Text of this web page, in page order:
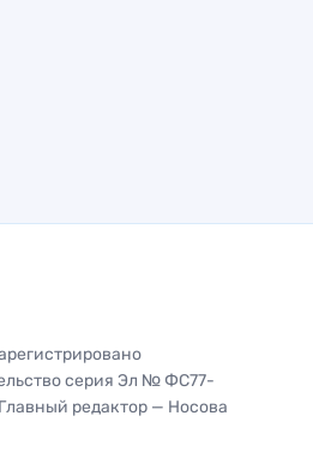
серия Эл № ФС77-
редактор — Носова